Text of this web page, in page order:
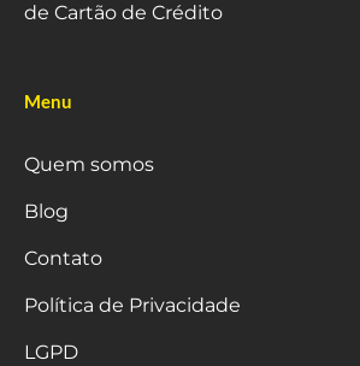
de Cartão de Crédito
Menu
Quem somos
Blog
Contato
Política de Privacidade
LGPD